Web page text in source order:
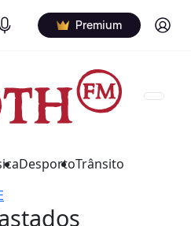
Podcasts Premium Log in
DesportoTrânsito